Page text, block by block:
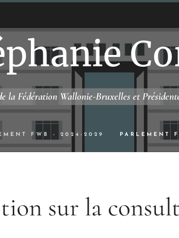
la Fédération Wallonie-Bruxelles et
FWB - 2024-2029 PARLEMENT
sur la